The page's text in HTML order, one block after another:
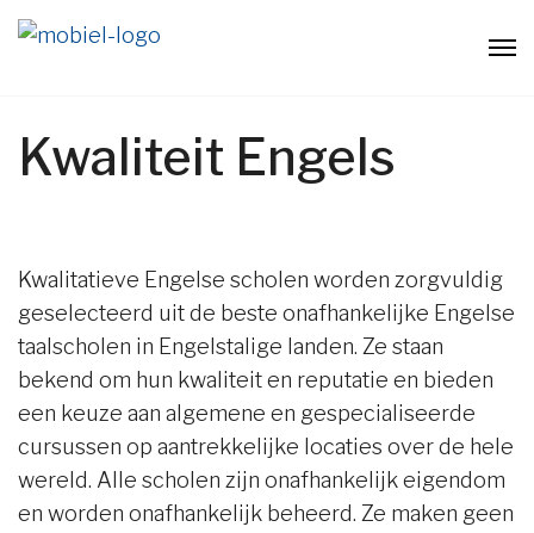
Kwaliteit Engels
Kwalitatieve Engelse scholen worden zorgvuldig
geselecteerd uit de beste onafhankelijke Engelse
taalscholen in Engelstalige landen. Ze staan
bekend om hun kwaliteit en reputatie en bieden
een keuze aan algemene en gespecialiseerde
cursussen op aantrekkelijke locaties over de hele
wereld. Alle scholen zijn onafhankelijk eigendom
en worden onafhankelijk beheerd. Ze maken geen